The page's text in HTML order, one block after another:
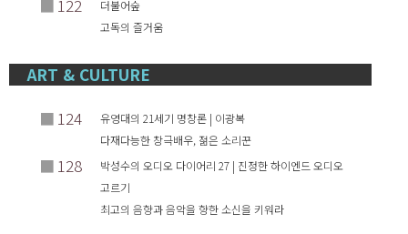
■ 122
더불어숲
고독의 즐거움
ART & CULTURE
■ 124
유영대의 21세기 명창론 | 이광복
다재다능한 창극배우, 젊은 소리꾼
■ 128
박성수의 오디오 다이어리 27 | 진정한 하이엔드 오디오
고르기
최고의 음향과 음악을 향한 소신을 키워라